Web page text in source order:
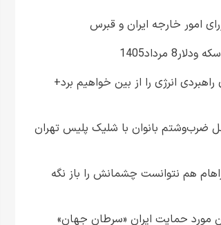
امور خارجه ایران و قبرس
مرداد1405
راهبردی انرژی را از بین خواهیم برد+
ضرب‌وشتم بانوان با شلیک پلیس تهران
هم نتوانست چشمانش را باز نگه
مورد حمایت ایران «سرطان جهان»